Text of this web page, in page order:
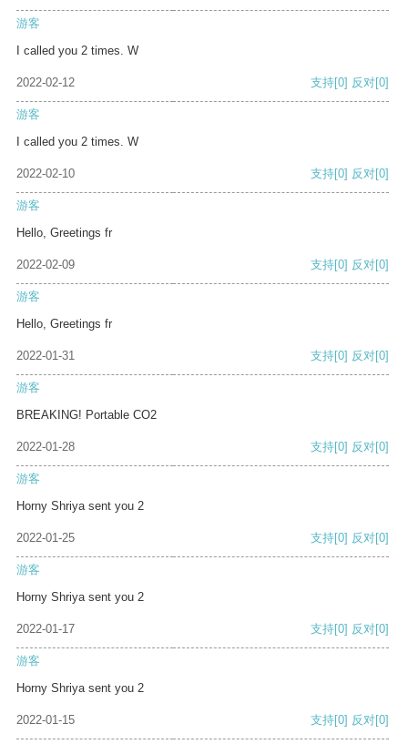
游客
I called you 2 times. W
2022-02-12 支持[0] 反对[0]
游客
I called you 2 times. W
2022-02-10 支持[0] 反对[0]
游客
Hello, Greetings fr
2022-02-09 支持[0] 反对[0]
游客
Hello, Greetings fr
2022-01-31 支持[0] 反对[0]
游客
BREAKING! Portable CO2
2022-01-28 支持[0] 反对[0]
游客
Horny Shriya sent you 2
2022-01-25 支持[0] 反对[0]
游客
Horny Shriya sent you 2
2022-01-17 支持[0] 反对[0]
游客
Horny Shriya sent you 2
2022-01-15 支持[0] 反对[0]